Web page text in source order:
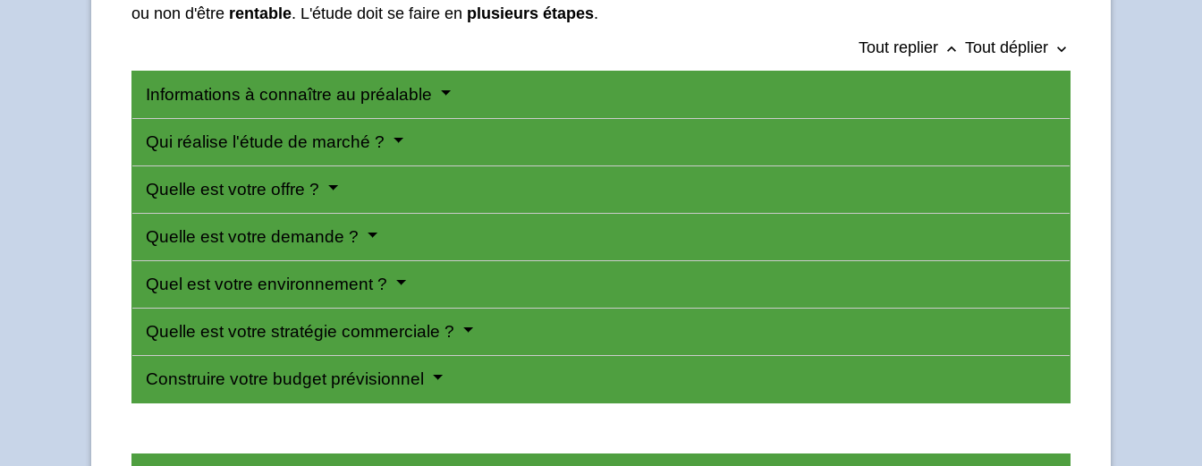
ou non d'être rentable. L'étude doit se faire en plusieurs étapes.
Tout replier keyboard_arrow_up Tout déplier keyboard_arrow_down
Informations à connaître au préalable
Qui réalise l'étude de marché ?
Quelle est votre offre ?
Quelle est votre demande ?
Quel est votre environnement ?
Quelle est votre stratégie commerciale ?
Construire votre budget prévisionnel